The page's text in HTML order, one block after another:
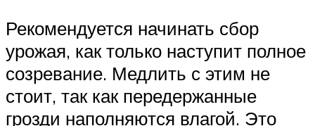
Рекомендуется начинать сбор
урожая, как только наступит полное
созревание. Медлить с этим не
стоит, так как передержанные
грозди наполняются влагой. Это